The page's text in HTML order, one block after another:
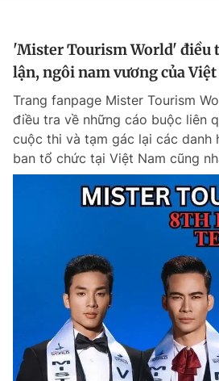
Chuyên mục khác
Chào ngày mới Tin
Tin
Sản phẩm khác
Tiện ích Bạn
Thông tin tài khoản
Đổi mật khẩu
Tin đã lưu
Tin đã xem
Đăng xuất
'Mister Tourism World' điều
lận, ngôi nam vương của
Trang fanpage Mister Tourism
điều tra về những cáo buộc liên
cuộc thi và tạm gác lại các danh
ban tổ chức tại Việt Nam cũng